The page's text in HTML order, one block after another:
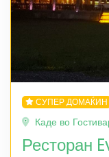
СУПЕР ДОМАЌИН
Каде во
Ресторан